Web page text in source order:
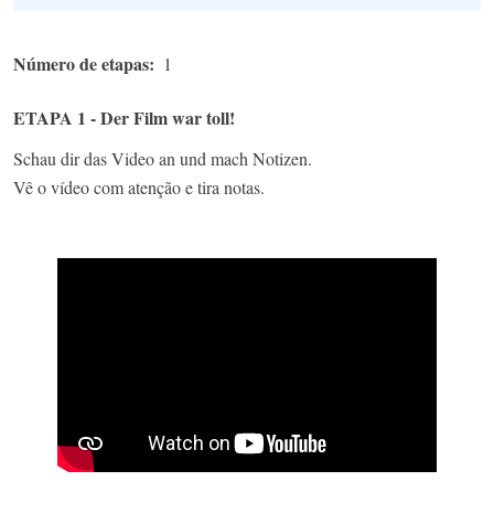
Número de etapas 1
ETAPA 1 - Der Film war toll!
Schau dir das Video an und mach Notizen.
Vê o vídeo com atenção e tira notas.